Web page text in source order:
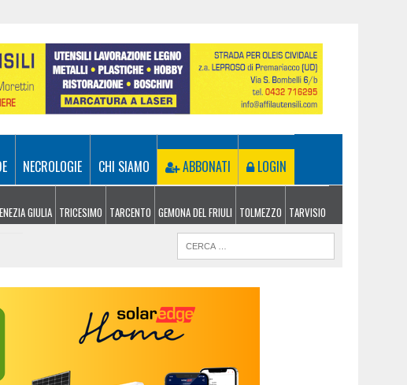
NECROLOGIE CHI SIAMO ABBONATI LOGIN
GIULIA TRICESIMO TARCENTO GEMONA DEL FRIULI TOLMEZZO TARVISIO